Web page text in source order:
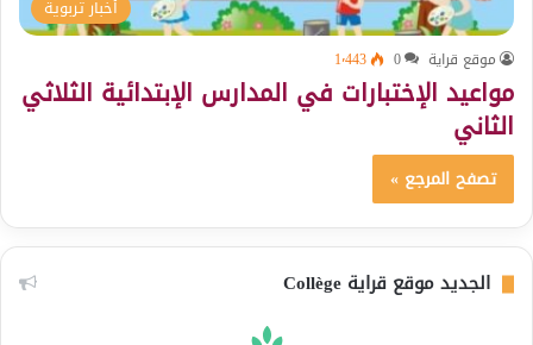
أخبار تربوية
موقع قراية 0 1٬443
مواعيد الإختبارات في المدارس الإبتدائية الثلاثي
الثاني
تصفح المرجع »
الجديد موقع قراية Collège